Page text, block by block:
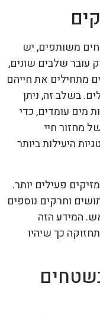
משותפים, יש
עובר שלבים שונים,
מתחילים את חייהם
בשלב זה, ניתן
מים עומדים, כדי
מחזור חיי
היעילות ביותר
פעילים יותר.
וחרקים נוספים
המידע הזה
כך שיהיו